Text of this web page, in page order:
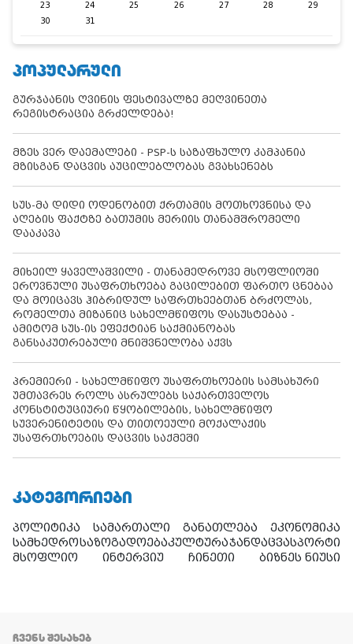
23
24 25 26 27 28
29
30
31
ᲞᲝᲞᲣᲚᲐᲠᲣᲚᲘ
გურჯაანის ღვინის ფესტივალზე მეღვინეთა
რეგისტრაცია გრძელდება!
მზეს ვერ დაემალები - PSP-ს საზაფხულო კამპანია
მზისგან დაცვის აუცილებლობას გვახსენებს
სუს-მა დიდი ოდენობით ქრთამის მოთხოვნისა და
აღების ფაქტზე ბათუმის მერიის თანამშრომელი
დააკავა
მიხეილ ყაველაშვილი - თანამედროვე მსოფლიოში
ეროვნული უსაფრთხოება გაცილებით ფართო ცნებაა
და მოიცავს ჰიბრიდულ საფრთხეებთან ბრძოლას,
რომელთა მიზანიც სახელმწიფოს დასუსტებაა -
ამიტომ სუს-ის ეფექტიან საქმიანობას
განსაკუთრებული მნიშვნელობა აქვს
პრემიერი - სახელმწიფო უსაფრთხოების სამსახური
უმთავრეს როლს ასრულებს საქართველოს
კონსტიტუციური წყობილების, სახელმწიფო
სუვერენიტეტის და თითოეული მოქალაქის
უსაფრთხოების დაცვის საქმეში
ᲙᲐᲢᲔᲒᲝᲠᲘᲔᲑᲘ
პოლიტიკა სამართალი განათლება
ეკონომიკა
სამხედროსაზოგადოებაკულტურაჯანდაცვასპორტი
მსოფლიო
ინტერვიუ ჩინეთი ბიზნეს ნიუსი
ᲩᲕᲔᲜᲡ ᲨᲔᲡᲐᲮᲔᲑ